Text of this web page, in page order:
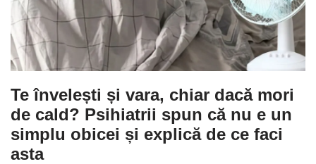
Te învelești și vara, chiar dacă mori
de cald? Psihiatrii spun că nu e un
simplu obicei și explică de ce faci
asta